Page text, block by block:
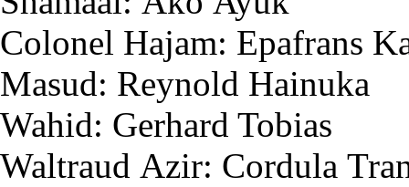
Colonel Hajam: Epafrans
Masud: Reynold Hainuka
Wahid: Gerhard Tobias
Waltraud Azir: Cordula